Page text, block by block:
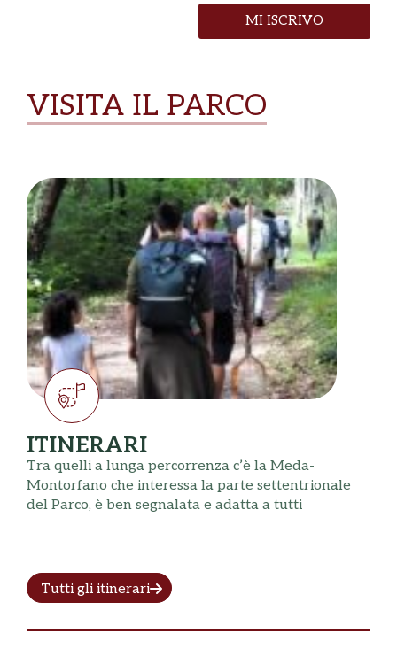
MI ISCRIVO
VISITA IL PARCO
ITINERARI
Tra quelli a lunga percorrenza c’è la Meda-
Montorfano che interessa la parte settentrionale
del Parco, è ben segnalata e adatta a tutti
Tutti gli itinerari